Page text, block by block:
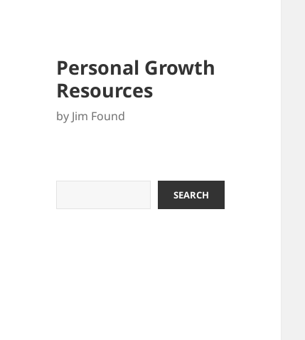
Personal Growth
Resources
by Jim Found
SEARCH